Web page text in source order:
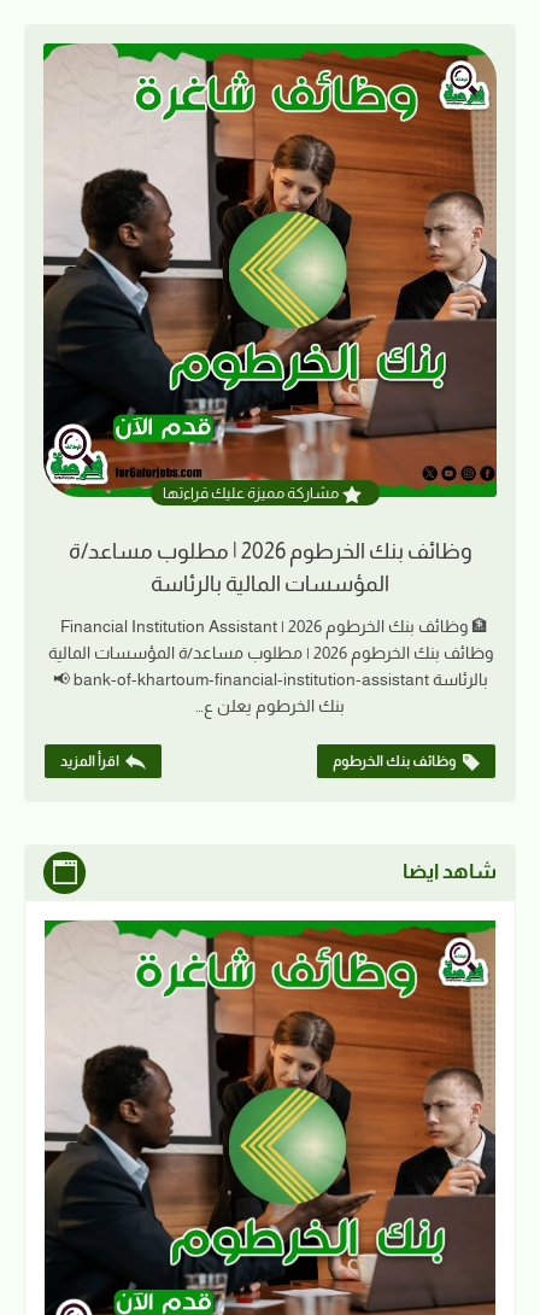
مشاركة مميزة عليك قراءتها
وظائف بنك الخرطوم 2026 | مطلوب مساعد/ة
المؤسسات المالية بالرئاسة
وظائف بنك الخرطوم 2026 | مطلوب مساعد/ة المؤسسات المالية
بالرئاسة bank-of-khartoum-financial-institution-assistant 📢
بنك الخرطوم يعلن ع…
وظائف بنك الخرطوم اقرأ المزيد
شاهد ايضا